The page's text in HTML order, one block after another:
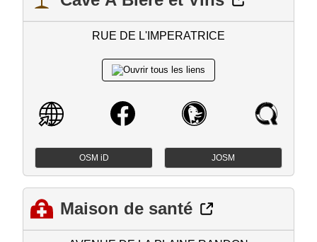
RUE DE L'IMPERATRICE
OSM iD JOSM
Maison de santé